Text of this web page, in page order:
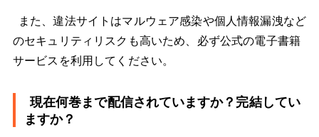
また、違法サイトはマルウェア感染や個人情報漏洩など
のセキュリティリスクも高いため、必ず公式の電子書籍
サービスを利用してください。
現在何巻まで配信されていますか？完結してい
ますか？